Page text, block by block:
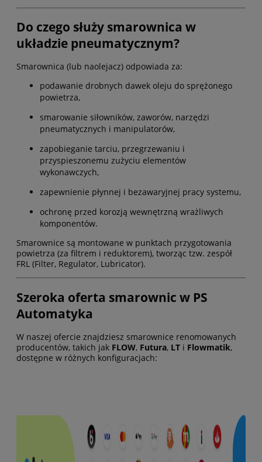
Do czego służy smarownica w
układzie pneumatycznym?
Smarownica (lub naolejacz) odpowiada za:
podawanie drobnych dawek oleju do sprężonego
powietrza,
smarowanie siłowników, zaworów, narzędzi
pneumatycznych i manipulatorów,
zapobieganie tarciu, przegrzewaniu i
przyspieszonemu zużyciu elementów
wykonawczych,
zapewnienie płynnej i bezawaryjnej pracy systemu,
ochronę przed korozją wewnętrzną wrażliwych
komponentów.
Smarownice są montowane w punktach przygotowania
powietrza (za filtrem i reduktorem), tworząc tzw. zespół
FRL (Filter, Regulator, Lubricator).
Szeroka oferta smarownic w PS
Automatyka
W naszej ofercie znajdziesz smarownice renomowanych
producentów, takich jak FLOW, Futura, LT i Flowmatik,
dostępne w różnych konfiguracjach: